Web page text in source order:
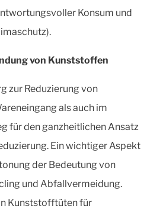
Konsum und
von Kunststoffen
zur Reduzierung von
als auch im
für den ganzheitlichen Ansatz
Ein wichtiger Aspekt
der Bedeutung von
und Abfallvermeidung.
Kunststofftüten für